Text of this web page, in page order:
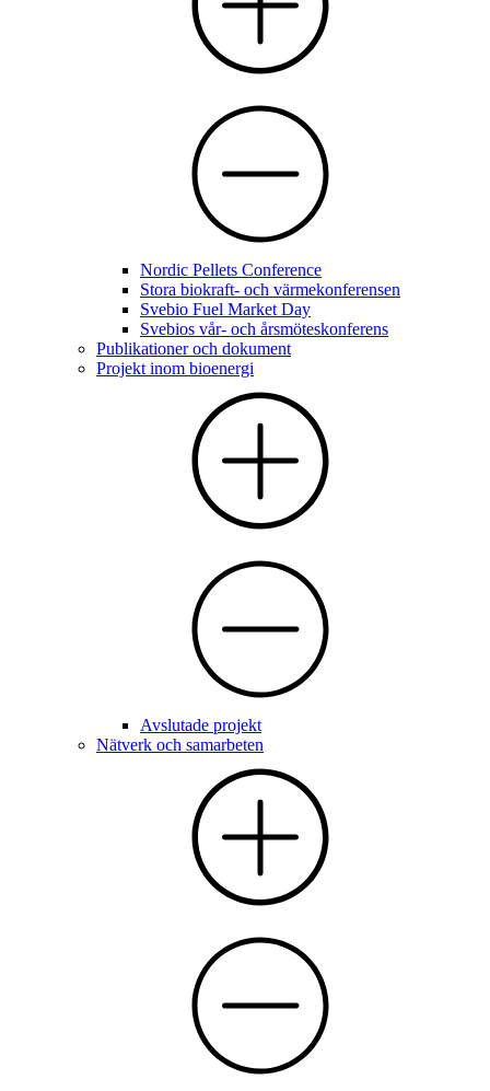
Nordic Pellets Conference
Stora biokraft- och värmekonferensen
Svebio Fuel Market Day
Svebios vår- och årsmöteskonferens
Publikationer och dokument
Projekt inom bioenergi
Avslutade projekt
Nätverk och samarbeten